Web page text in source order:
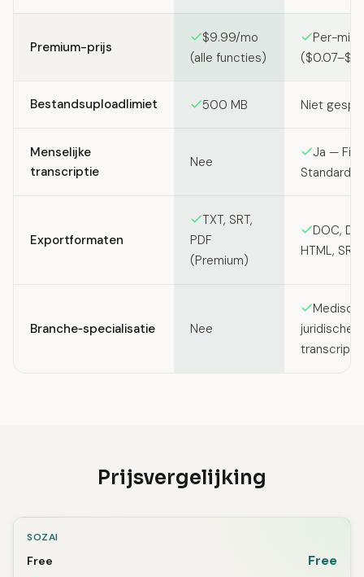
Premium-prijs
$9.99/mo
(alle functies)
Per-
Bestandsuploadlimiet 500 MB Niet
Menselijke
transcriptie
Nee
Ja —
Standard
Exportformaten
TXT, SRT,
PDF
(Premium)
DOC,
HTML,
Branche‑specialisatie Nee
juridische
Prijsvergelijking
SOZAI
Free Free